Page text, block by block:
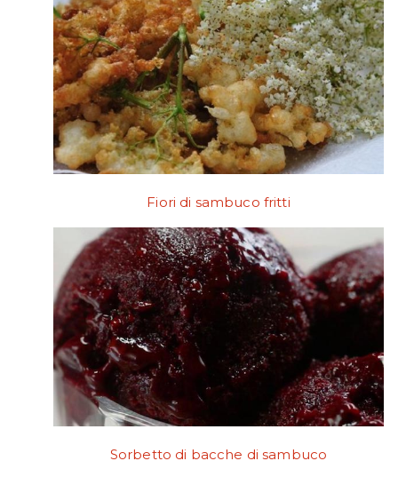
Fiori di sambuco fritti
Sorbetto di bacche di sambuco